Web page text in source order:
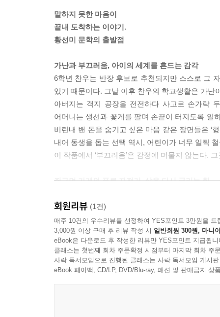
말하지 못한 마음이
끝내 도착하는 이야기.
황선미 문학의 출발점
가난과 부끄러움, 아이의 세계를 흔드는 감각
6학년 찬우는 반장 후보로 추천되지만 스스로 그
있기 때문이다. 그날 이후 찬우의 학교생활은 가
아버지는 객지 공장을 전전하다 사고로 손가락
어머니는 생선과 꽃게를 팔며 손끝이 터지도록 일
비린내 밴 돈을 숨기고 싶은 마음 같은 장면들은 ‘
내어 동생을 돕는 선택 역시, 어린이가 너무 일찍
이 작품에서 ‘부끄러움’은 감정에 머물지 않는다.
쥐구멍 가게와 푸른 자전거, 삶을 다시 굴리는 힘
공간이지만, 그곳은 아버지에게 다시 생긴 자리이
손가락을 잃고도 이어 가는 노동, 고장 난 자전거
빨리 어른이 되고 싶어 하지만, 동시에 그 삶의 무
자전거는 이 소설에서 단순한 물건이 아니다.
그리고 이야기의 끝에서 아버지가 건네는 푸른 자
회원리뷰 (1건)
매주 10건의 우수리뷰를 선정하여 YES포인트 3만원을 드
3,000원 이상 구매 후 리뷰 작성 시 일반회원 300원, 마니
eBook은 다운로드 후 작성한 리뷰만 YES포인트 지급됩니
클래스는 첫번째 회차 주문확정 시점부터 마지막 회차 주
사락 독서모임으로 진행된 클래스는 사락 독서모임 게시
eBook 페이백, CD/LP, DVD/Blu-ray, 패션 및 판매금지 상